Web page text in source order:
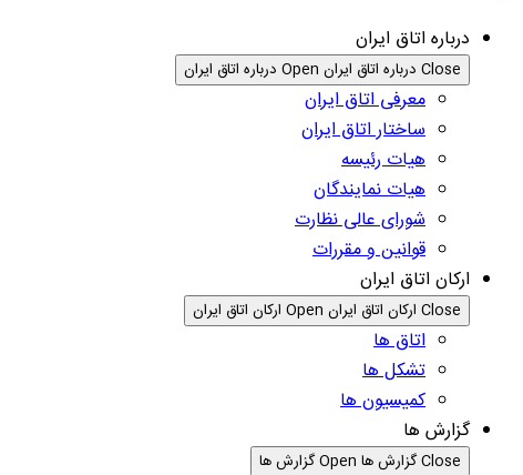
درباره اتاق ایران
Close درباره اتاق ایران Open درباره اتاق ایران
معرفی اتاق ایران
ساختار اتاق ایران
هیات رئیسه
هیات نمایندگان
شورای عالی نظارت
قوانین و مقررات
ارکان اتاق ایران
Close ارکان اتاق ایران Open ارکان اتاق ایران
اتاق ها
تشکل ها
کمیسیون ها
گزارش ها
Close گزارش ها Open گزارش ها